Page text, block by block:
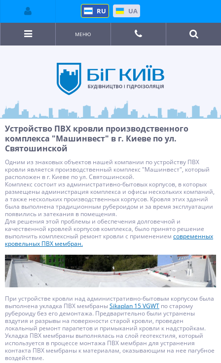
RU UA
МЕНЮ
Устройство ПВХ кровли производственного
комплекса "Машинвест" в г. Киеве по ул.
Святошинской
Одним из знаковых объектов нашей компании по устройству ПВХ
кровли является производственный комплекс "Машинвест", который
расположен в г. Киеве по ул. Святошинской.
Комплекс состоит из административно-бытовых корпусов, в которых
размещены администрация комплекса и офисы нескольких компаний,
а также нескольких производственных корпусов. Кровля этих зданий
была выполнена традиционным рубероидом и за время эксплуатации
появились и затекания в помещения.
Для решения этой проблемы и обеспечения долговечной и
качественной кровлей корпусов комплекса, было принято решение
выполнить комплексный ремонт кровли с применением современных
кровельных ПВХ мембран.
При устройстве кровли над административно-бытовым корпусом была
выполнена укладка ПВХ мембраныSikaplan 15 VGWT по старому
рубероиду без его демонтажа. Предварительно были устранены
вздутия и разрывы на поверхности старой кровли, проведен
локальный ремонт парапетов и примыканий кровли к надстройкам.
Укладка ПВХ мембраны выполнялась на слой геотекстиля, который
используется в процессе монтажа ПВХ мембран для устранения
контакта ПВХ мембраны к материалам, оказывающим на нее пагубное
воздействие.